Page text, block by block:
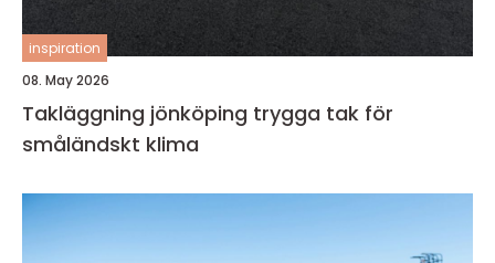
inspiration
08. May 2026
Takläggning jönköping trygga tak för
småländskt klima